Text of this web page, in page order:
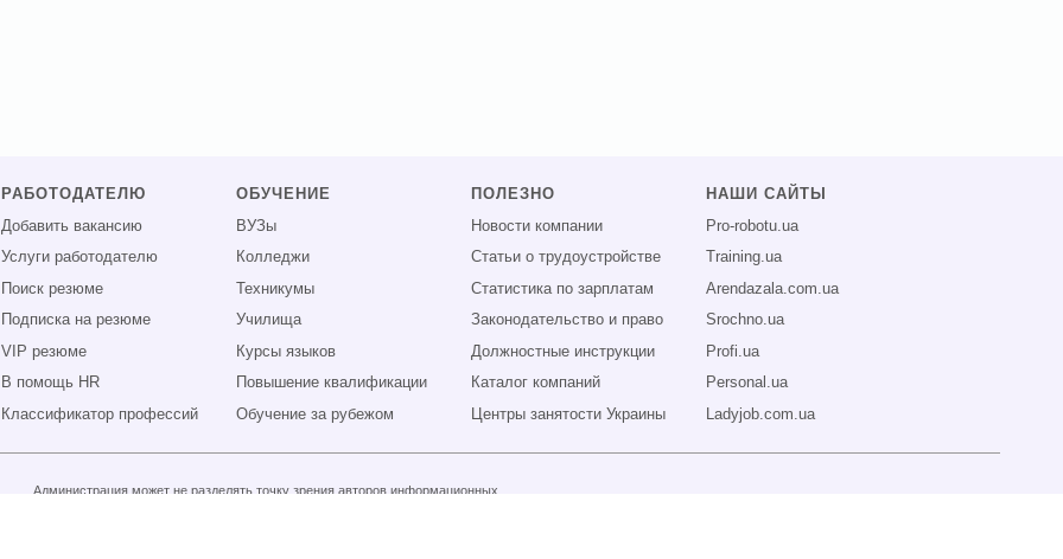
РАБОТОДАТЕЛЮ
Добавить вакансию
Услуги работодателю
Поиск резюме
Подписка на резюме
VIP резюме
В помощь HR
Классификатор профессий
ОБУЧЕНИЕ
ВУЗы
Колледжи
Техникумы
Училища
Курсы языков
Повышение квалификации
Обучение за рубежом
ПОЛЕЗНО
Новости компании
Статьи о трудоустройстве
Статистика по зарплатам
Законодательство и право
Должностные инструкции
Каталог компаний
Центры занятости Украины
НАШИ САЙТЫ
Pro-robotu.ua
Training.ua
Arendazala.com.ua
Srochno.ua
Profi.ua
Personal.ua
Ladyjob.com.ua
Администрация может не разделять точку зрения авторов информационных